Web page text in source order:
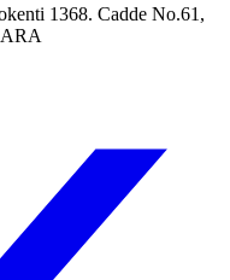
1368. Cadde No.61,